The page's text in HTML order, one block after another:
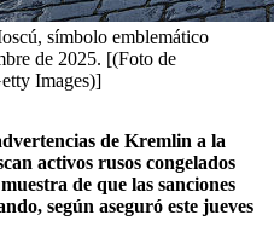
símbolo emblemático
de 2025. [(Foto de
Images)]
de Kremlin a la
activos rusos congelados
de que las sanciones
según aseguró este jueves